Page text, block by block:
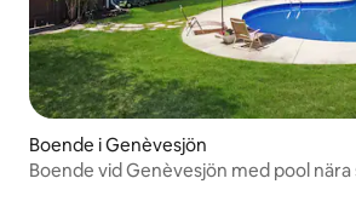
Boende i Genèvesjön
Boende vid Genèvesjön med pool nära